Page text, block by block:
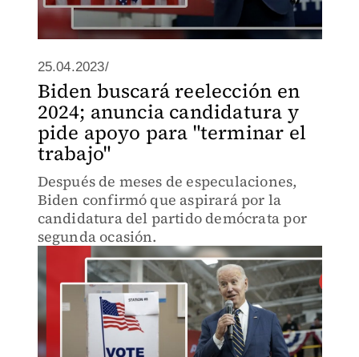
25.04.2023/
Biden buscará reelección en
2024; anuncia candidatura y
pide apoyo para "terminar el
trabajo"
Después de meses de especulaciones,
Biden confirmó que aspirará por la
candidatura del partido demócrata por
segunda ocasión.